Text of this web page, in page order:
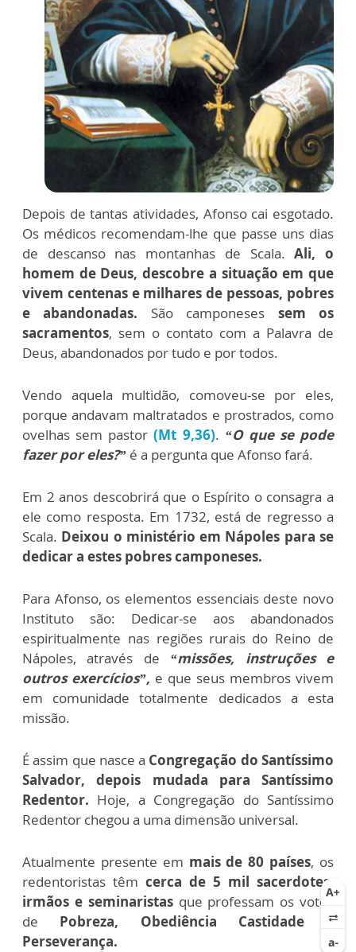
Depois de tantas atividades, Afonso cai esgotado.
Os médicos recomendam-lhe que passe uns dias
de descanso nas montanhas de Scala.Ali, o
homem de Deus, descobre a situação em que
vivem centenas e milhares de pessoas, pobres
e abandonadas. São camponeses sem os
sacramentos, sem o contato com a Palavra de
Deus, abandonados por tudo e por todos.
Vendo aquela multidão, comoveu-se por eles,
porque andavam maltratados e prostrados, como
ovelhas sem pastor(Mt 9,36). “O que se pode
fazer por eles?” é a pergunta que Afonso fará.
Em 2 anos descobrirá que o Espírito o consagra a
ele como resposta. Em 1732, está de regresso a
Scala. Deixou o ministério em Nápoles para se
dedicar a estes pobres camponeses.
Para Afonso, os elementos essenciais deste novo
Instituto são: Dedicar-se aos abandonados
espiritualmente nas regiões rurais do Reino de
Nápoles, através de “missões, instruções e
outros exercícios”, e que seus membros vivem
em comunidade totalmente dedicados a esta
missão.
É assim que nasce a Congregação do Santíssimo
Salvador, depois mudada para Santíssimo
Redentor. Hoje, a Congregação do Santíssimo
Redentor chegou a uma dimensão universal.
Atualmente presente em mais de 80 países, os
redentoristas têm cerca de 5 mil sacerdotes,
irmãos e seminaristasque professam os votos
de Pobreza, Obediência Castidade e
Perseverança.